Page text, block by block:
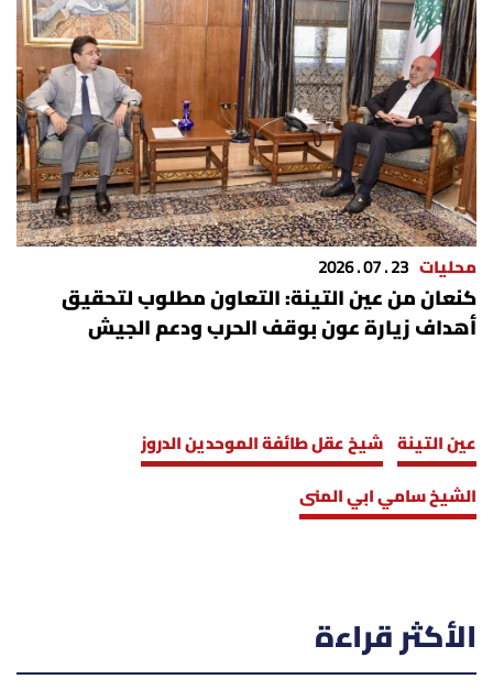
محليات 23 . 07 . 2026
كنعان من عين التينة: التعاون مطلوب لتحقيق
أهداف زيارة عون بوقف الحرب ودعم الجيش
عين التينة شيخ عقل طائفة الموحدين الدروز
الشيخ سامي ابي المنى
الأكثر قراءة